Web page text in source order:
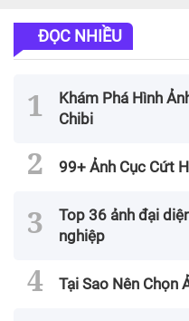
ĐỌC NHIỀU
Khám Phá Hình
Chibi
99+ Ảnh Cục Cứt
Top 36 ảnh đại
nghiệp
Tại Sao Nên Chọn